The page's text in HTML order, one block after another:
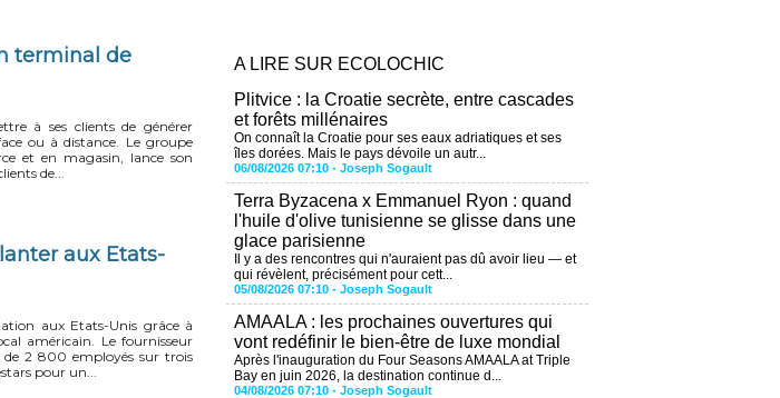
terminal de
à ses clients de générer
ou à distance. Le groupe
et en magasin, lance son
de...
aux Etats-
aux Etats-Unis grâce à
américain. Le fournisseur
de 2 800 employés sur trois
pour un...
A LIRE SUR ECOLOCHIC
Plitvice : la Croatie secrète, entre cascades
et forêts millénaires
On connaît la Croatie pour ses eaux adriatiques et ses
îles dorées. Mais le pays dévoile un autr...
06/08/2026 07:10 - Joseph Sogault
Terra Byzacena x Emmanuel Ryon : quand
l'huile d'olive tunisienne se glisse dans une
glace parisienne
Il y a des rencontres qui n'auraient pas dû avoir lieu — et
qui révèlent, précisément pour cett...
05/08/2026 07:10 - Joseph Sogault
AMAALA : les prochaines ouvertures qui
vont redéfinir le bien-être de luxe mondial
Après l'inauguration du Four Seasons AMAALA at Triple
Bay en juin 2026, la destination continue d...
04/08/2026 07:10 - Joseph Sogault